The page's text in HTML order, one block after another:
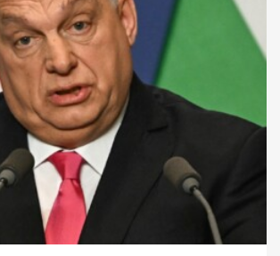
a kormány terve:
milliárd forint uniós pénz